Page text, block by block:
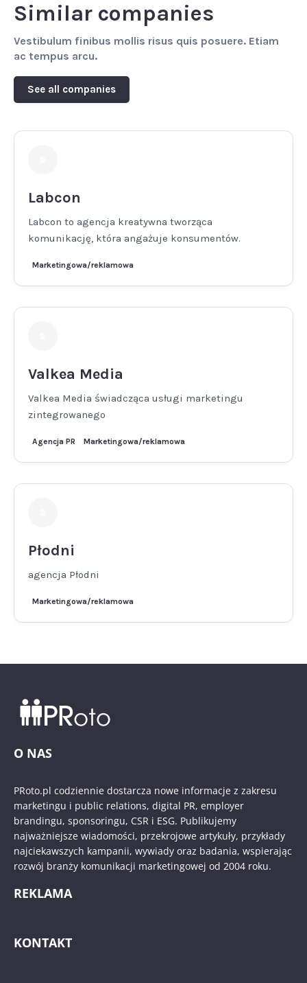
Similar companies
Vestibulum finibus mollis risus quis posuere. Etiam
ac tempus arcu.
See all companies
Labcon
Labcon to agencja kreatywna tworząca
komunikację, która angażuje konsumentów.
Marketingowa/reklamowa
Valkea Media
Valkea Media świadcząca usługi marketingu
zintegrowanego
Agencja PR Marketingowa/reklamowa
Płodni
agencja Płodni
Marketingowa/reklamowa
O NAS
PRoto.pl codziennie dostarcza nowe informacje z zakresu
marketingu i public relations, digital PR, employer
brandingu, sponsoringu, CSR i ESG. Publikujemy
najważniejsze wiadomości, przekrojowe artykuły, przykłady
najciekawszych kampanii, wywiady oraz badania, wspierając
rozwój branży komunikacji marketingowej od 2004 roku.
REKLAMA
KONTAKT